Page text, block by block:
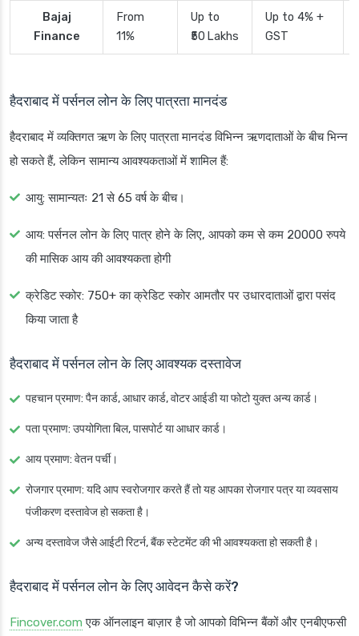
Bajaj
Finance
From
11%
Up to
₹50 Lakhs
Up to 4% +
GST
हैदराबाद में पर्सनल लोन के लिए पात्रता मानदंड
हैदराबाद में व्यक्तिगत ऋण के लिए पात्रता मानदंड विभिन्न ऋणदाताओं के बीच भिन्न
हो सकते हैं, लेकिन सामान्य आवश्यकताओं में शामिल हैं:
आयु: सामान्यतः 21 से 65 वर्ष के बीच।
आय: पर्सनल लोन के लिए पात्र होने के लिए, आपको कम से कम 20000 रुपये
की मासिक आय की आवश्यकता होगी
क्रेडिट स्कोर: 750+ का क्रेडिट स्कोर आमतौर पर उधारदाताओं द्वारा पसंद
किया जाता है
हैदराबाद में पर्सनल लोन के लिए आवश्यक दस्तावेज
पहचान प्रमाण: पैन कार्ड, आधार कार्ड, वोटर आईडी या फोटो युक्त अन्य कार्ड।
पता प्रमाण: उपयोगिता बिल, पासपोर्ट या आधार कार्ड।
आय प्रमाण: वेतन पर्ची।
रोजगार प्रमाण: यदि आप स्वरोजगार करते हैं तो यह आपका रोजगार पत्र या व्यवसाय
पंजीकरण दस्तावेज हो सकता है।
अन्य दस्तावेज जैसे आईटी रिटर्न, बैंक स्टेटमेंट की भी आवश्यकता हो सकती है।
हैदराबाद में पर्सनल लोन के लिए आवेदन कैसे करें?
Fincover.com एक ऑनलाइन बाज़ार है जो आपको विभिन्न बैंकों और एनबीएफसी